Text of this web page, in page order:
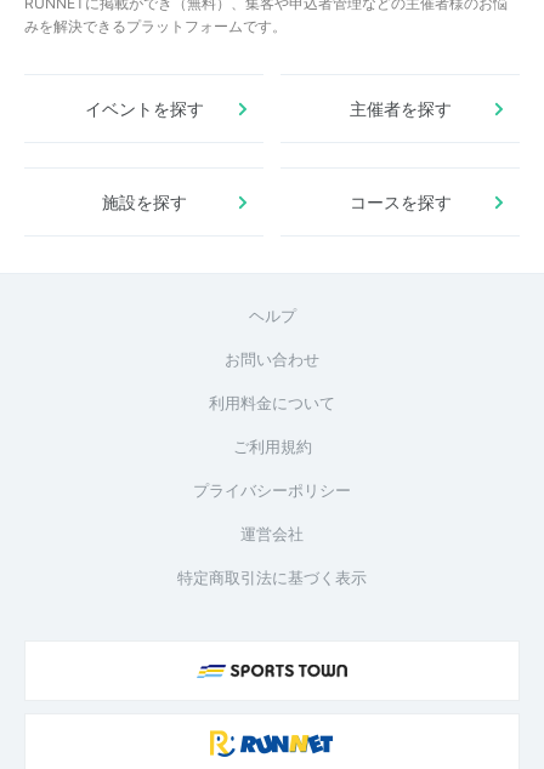
みを解決できるプラットフォームです。
イベントを探す 主催者を探す
施設を探す コースを探す
ヘルプ
お問い合わせ
利用料金について
ご利用規約
プライバシーポリシー
運営会社
特定商取引法に基づく表示